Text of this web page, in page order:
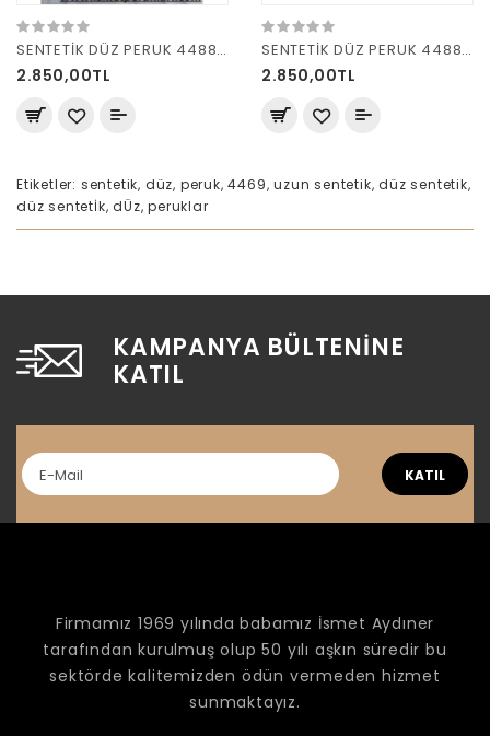
SENTETİK DÜZ PERUK 4488 AÇIK RÖFLELİ
2.850,00TL
SENTETİK DÜZ PERUK 4488 R 26C
2.850,00TL
Etiketler: sentetik, düz, peruk,4469,uzun sentetik,düz sentetik,
düz sentetİk,dÜz,peruklar
KAMPANYA BÜLTENINE
KATIL
KATIL
Firmamız 1969 yılında babamız İsmet Aydıner
tarafından kurulmuş olup 50 yılı aşkın süredir bu
sektörde kalitemizden ödün vermeden hizmet
sunmaktayız.